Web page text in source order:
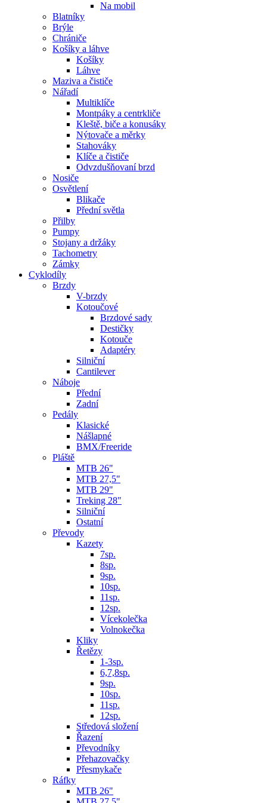
Na mobil
Blatníky
Brýle
Chrániče
Košíky a láhve
Košíky
Láhve
Maziva a čističe
Nářadí
Multiklíče
Montpáky a centrkliče
Kleště, biče a konusáky
Nýtovače a měrky
Stahováky
Klíče a čističe
Odvzdušňovaní brzd
Nosiče
Osvětlení
Blikače
Přední světla
Přilby
Pumpy
Stojany a držáky
Tachometry
Zámky
Cyklodíly
Brzdy
V-brzdy
Kotoučové
Brzdové sady
Destičky
Kotouče
Adaptéry
Silniční
Cantilever
Náboje
Přední
Zadní
Pedály
Klasické
Nášlapné
BMX/Freeride
Pláště
MTB 26"
MTB 27,5"
MTB 29"
Treking 28"
Silniční
Ostatní
Převody
Kazety
7sp.
8sp.
9sp.
10sp.
11sp.
12sp.
Vícekolečka
Volnokečka
Kliky
Řetězy
1-3sp.
6,7,8sp.
9sp.
10sp.
11sp.
12sp.
Středová složení
Řazení
Převodníky
Přehazovačky
Přesmykače
Ráfky
MTB 26"